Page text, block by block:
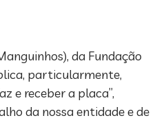
da Fundação
particularmente,
e receber a placa”,
da nossa entidade e de